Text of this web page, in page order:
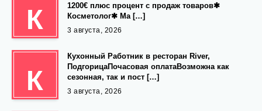
К
1200€ плюс процент с продаж товаров✱
Косметолог✱ Ма […]
3 августа, 2026
К
Кухонный Работник в ресторан River,
ПодгорицаПочасовая оплатаВозможна как
сезонная, так и пост […]
3 августа, 2026